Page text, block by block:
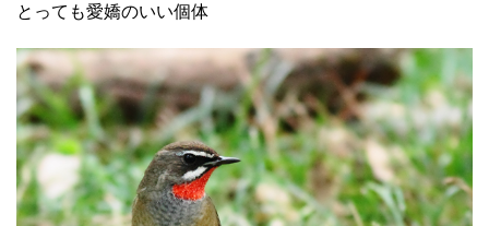
とっても愛嬌のいい個体